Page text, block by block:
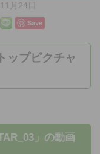
月24日
Save
ップピクチャ
」の動画